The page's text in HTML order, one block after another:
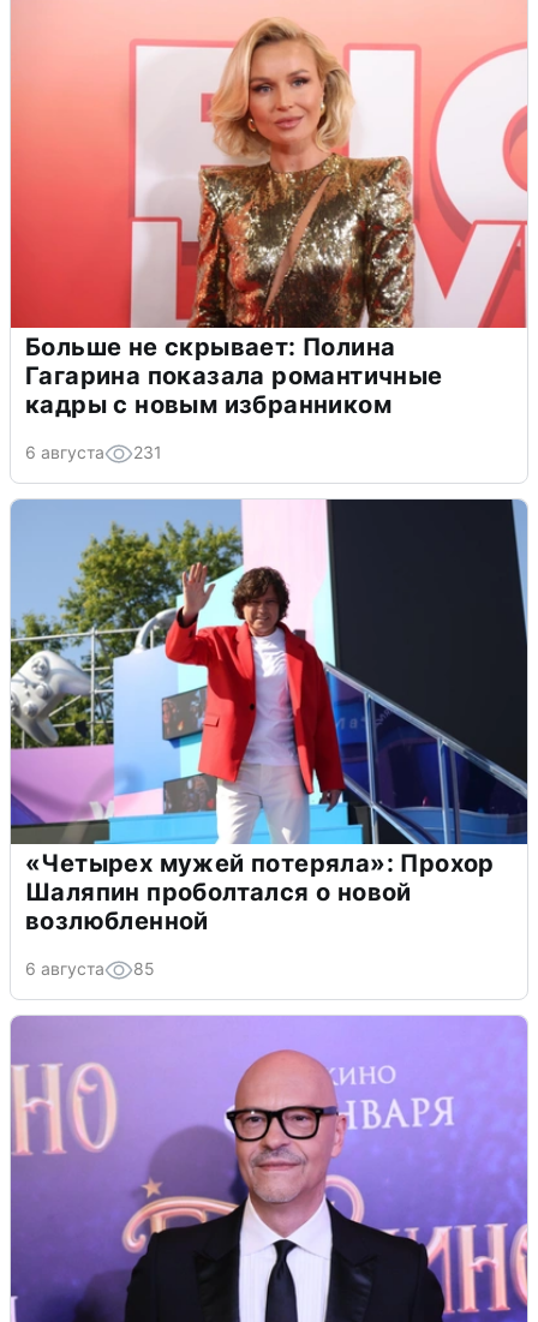
Больше не скрывает: Полина
Гагарина показала романтичные
кадры с новым избранником
6 августа 231
«Четырех мужей потеряла»: Прохор
Шаляпин проболтался о новой
возлюбленной
6 августа 85